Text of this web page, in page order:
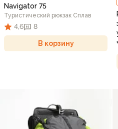
Navigator 75
Туристический рюкзак Сплав
4,6 8
В корзину